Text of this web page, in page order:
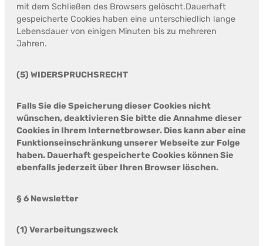
mit dem Schließen des Browsers gelöscht.Dauerhaft
gespeicherte Cookies haben eine unterschiedlich lange
Lebensdauer von einigen Minuten bis zu mehreren
Jahren.
(5) WIDERSPRUCHSRECHT
Falls Sie die Speicherung dieser Cookies nicht
wünschen, deaktivieren Sie bitte die Annahme dieser
Cookies in Ihrem Internetbrowser. Dies kann aber eine
Funktionseinschränkung unserer Webseite zur Folge
haben. Dauerhaft gespeicherte Cookies können Sie
ebenfalls jederzeit über Ihren Browser löschen.
§ 6 Newsletter
(1) Verarbeitungszweck